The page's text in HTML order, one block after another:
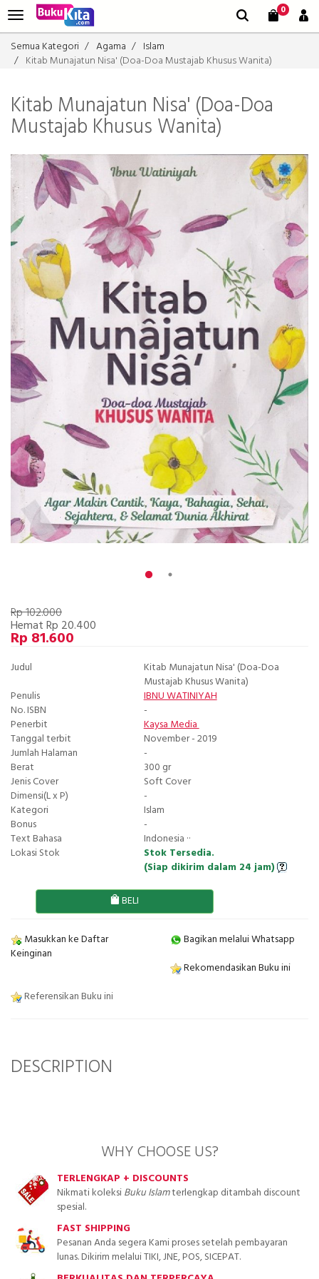
0
Semua Kategori Agama
Islam
Kitab Munajatun Nisa' (Doa-Doa Mustajab Khusus Wanita)
Kitab Munajatun Nisa' (Doa-Doa
Mustajab Khusus Wanita)
Rp 102.000
Hemat Rp 20.400
Rp 81.600
Judul
Kitab Munajatun Nisa' (Doa-Doa
Mustajab Khusus Wanita)
Penulis
IBNU WATINIYAH
No. ISBN
-
Penerbit
Kaysa Media
Tanggal terbit
November - 2019
Jumlah Halaman
-
Berat
300 gr
Jenis Cover
Soft Cover
Dimensi(L x P)
-
Kategori
Islam
Bonus
-
Text Bahasa
Indonesia ··
Lokasi Stok
Stok Tersedia.
(Siap dikirim dalam 24 jam)
BELI
Masukkan ke Daftar
Keinginan
Bagikan melalui Whatsapp
Rekomendasikan Buku ini
Referensikan Buku ini
DESCRIPTION
WHY CHOOSE US?
TERLENGKAP + DISCOUNTS
Nikmati koleksiBuku Islamterlengkap ditambah discount
spesial.
FAST SHIPPING
Pesanan Anda segera Kami proses setelah pembayaran
lunas. Dikirim melalui TIKI, JNE, POS, SICEPAT.